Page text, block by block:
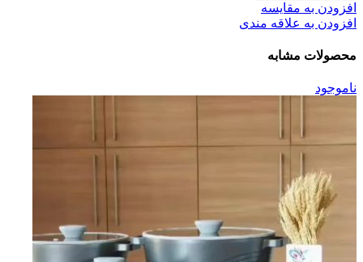
افزودن به مقایسه
افزودن به علاقه مندی
محصولات مشابه
ناموجود